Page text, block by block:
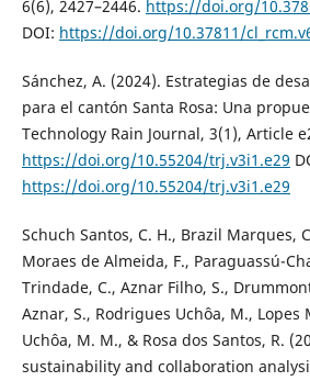
6(6), 2427–2446. https://doi.org/
DOI: https://doi.org/10.37811/
Sánchez, A. (2024). Estrategias de
para el cantón Santa Rosa: Una
Technology Rain Journal, 3(1), Article
https://doi.org/10.55204/trj.v3i1.e29
https://doi.org/10.55204/trj.v3i1.e29
Schuch Santos, C. H., Brazil Marques,
Moraes de Almeida, F., Paraguassú-
Trindade, C., Aznar Filho, S.,
Aznar, S., Rodrigues Uchôa, M., Lopes
Uchôa, M. M., & Rosa dos Santos, R.
sustainability and collaboration